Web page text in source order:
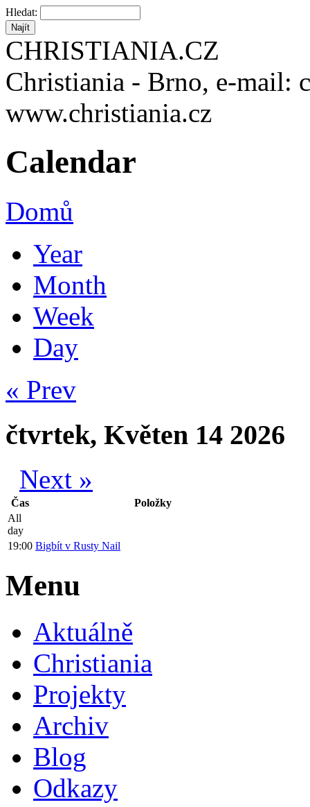
Hledat:
CHRISTIANIA.CZ
Christiania - Brno, e-mail:
www.christiania.cz
Calendar
Domů
Year
Month
Week
Day
« Prev
čtvrtek, Květen 14 2026
Next »
Čas
Položky
All
day
19:00 Bigbít v Rusty Nail
Menu
Aktuálně
Christiania
Projekty
Archiv
Blog
Odkazy